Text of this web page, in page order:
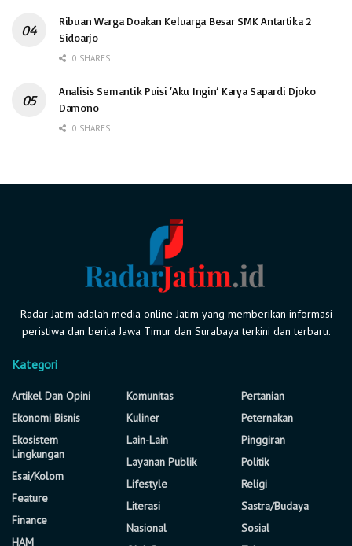
Ribuan Warga Doakan Keluarga Besar SMK Antartika 2
Sidoarjo
0 SHARES
Analisis Semantik Puisi ‘Aku Ingin’ Karya Sapardi Djoko
Damono
0 SHARES
Radar Jatim adalah media online Jatim yang memberikan informasi
peristiwa dan berita Jawa Timur dan Surabaya terkini dan terbaru.
Kategori
Artikel Dan Opini
Ekonomi Bisnis
Ekosistem
Lingkungan
Esai/Kolom
Feature
Finance
HAM
Komunitas
Kuliner
Lain-Lain
Layanan Publik
Lifestyle
Literasi
Nasional
Pertanian
Peternakan
Pinggiran
Politik
Religi
Sastra/Budaya
Sosial